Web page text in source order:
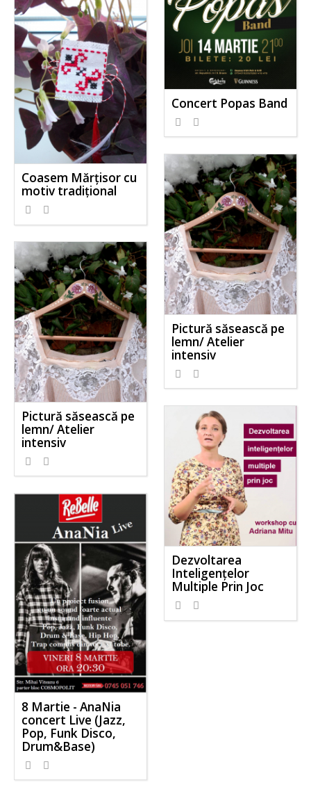
Concert Popas Band
Coasem Mărțisor cu
motiv tradițional
Pictură săsească pe
lemn/ Atelier
intensiv
Pictură săsească pe
lemn/ Atelier
intensiv
Dezvoltarea
Inteligențelor
Multiple Prin Joc
8 Martie - AnaNia
concert Live (Jazz,
Pop, Funk Disco,
Drum&Base)